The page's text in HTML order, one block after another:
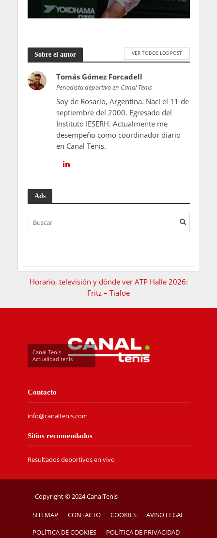
Sobre el autor VER TODOS LOS POST
Tomás Gómez Forcadell
Periodista deportivo en Canal Tenis
Soy de Rosario, Argentina. Nací el 11 de
septiembre del 2000. Egresado del
Instituto IESERH. Actualmente me
desempeño como coordinador diario
en Canal Tenis.
Ads
Horario, televisión y dónde ver ATP Halle 2026:
Fritz – Tiafoe
Canal Tenis -
Actualidad tenis
Contacto
info@canaltenis.com
Sitios recomendados
Resultados deportivos en vivo
Copyright © 2024 CanalTenis
SITEMAP CONTACTO COOKIES AVISO LEGAL
POLÍTICA DE COOKIES POLÍTICA DE PRIVACIDAD